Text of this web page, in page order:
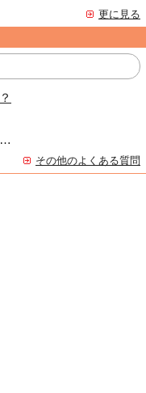
更に見る
代金の支払いはどのような方法ですか？
その他のよくある質問